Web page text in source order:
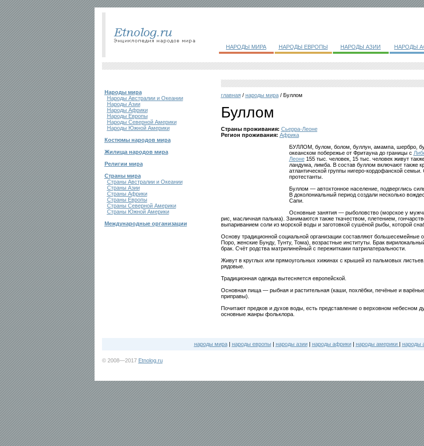
НАРОДЫ МИРА НАРОДЫ ЕВРОПЫ НАРОДЫ АЗИИ НАРОДЫ
Народы мира
Народы Австралии и Океании
Народы Азии
Народы Африки
Народы Европы
Народы Северной Америки
Народы Южной Америки
Костюмы народов мира
Жилища народов мира
Религии мира
Страны мира
Страны Австралии и Океании
Страны Азии
Страны Африки
Страны Европы
Страны Северной Америки
Страны Южной Америки
Международные организации
главная/ народы мира/ Буллом
Буллом
Страны проживания: Сьерра-Леоне
Регион проживания: Африка
БУЛЛОМ, булом, болом, буллун, амампа, шербро,
океанском побережье от Фритауна до границы с
Леоне155 тыс. человек, 15 тыс. человек живут
ландума, лимба. В состав буллом включают также
атлантической группы нигеро-кордофанской
протестанты.
Буллом — автохтонное население, подверглись
В доколониальный период создали несколько
Сапи.
Основные занятия — рыболовство (морское у
рис, масличная пальма). Занимаются также ткачеством, плетением,
выпариванием соли из морской воды и заготовкой сушёной рыбы, которой
Основу традиционной социальной организации составляют
Поро, женские Бунду, Тунту, Тома), возрастные институты. Брак
брак. Счёт родства матрилинейный с пережитками патрилатеральности.
Живут в круглых или прямоугольных хижинах с крышей из пальмовых
рядовые.
Традиционная одежда вытесняется европейской.
Основная пища — рыбная и растительная (каши, похлёбки, печёные и
приправы).
Почитают предков и духов воды, есть представление о верховном небесном
основные жанры фольклора.
народы мира| народы европы | народы азии| народы африки| народы америки | народы
© 2008—2017 Etnolog.ru